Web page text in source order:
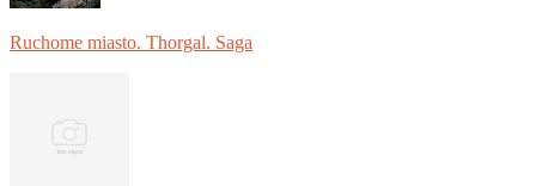
Ruchome miasto. Thorgal. Saga